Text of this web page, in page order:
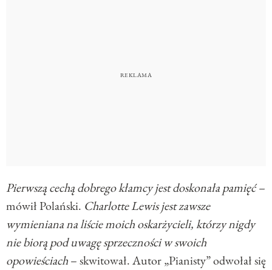
Pierwszą cechą dobrego kłamcy jest doskonała pamięć –
mówił Polański. Charlotte Lewis jest zawsze
wymieniana na liście moich oskarżycieli, którzy nigdy
nie biorą pod uwagę sprzeczności w swoich
opowieściach– skwitował. Autor „Pianisty” odwołał się